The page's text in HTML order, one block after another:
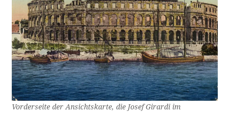
Vorderseite der Ansichtskarte, die Josef Girardi im